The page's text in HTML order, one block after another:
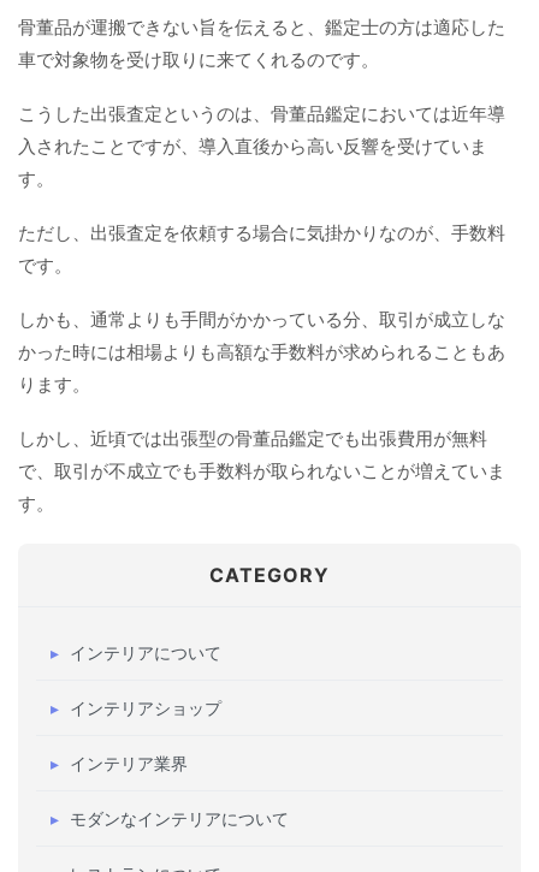
骨董品が運搬できない旨を伝えると、鑑定士の方は適応した
車で対象物を受け取りに来てくれるのです。
こうした出張査定というのは、骨董品鑑定においては近年導
入されたことですが、導入直後から高い反響を受けていま
す。
ただし、出張査定を依頼する場合に気掛かりなのが、手数料
です。
しかも、通常よりも手間がかかっている分、取引が成立しな
かった時には相場よりも高額な手数料が求められることもあ
ります。
しかし、近頃では出張型の骨董品鑑定でも出張費用が無料
で、取引が不成立でも手数料が取られないことが増えていま
す。
CATEGORY
インテリアについて
インテリアショップ
インテリア業界
モダンなインテリアについて